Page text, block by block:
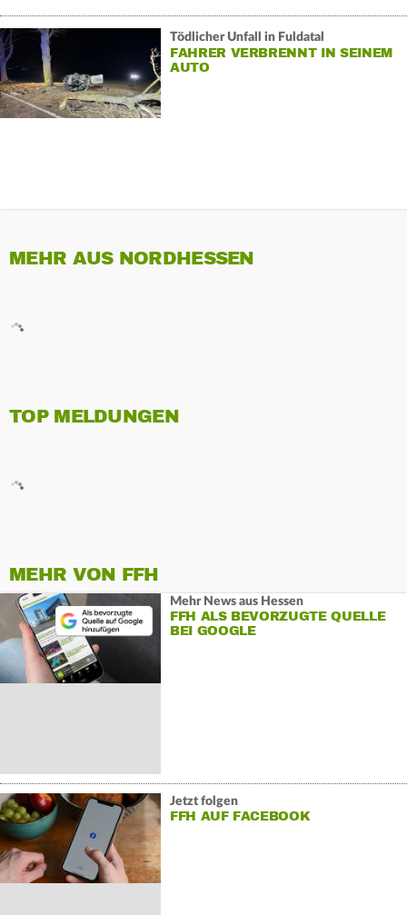
Tödlicher Unfall in Fuldatal
FAHRER VERBRENNT IN SEINEM
AUTO
MEHR AUS NORDHESSEN
TOP MELDUNGEN
MEHR VON FFH
Mehr News aus Hessen
FFH ALS BEVORZUGTE QUELLE
BEI GOOGLE
Jetzt folgen
FFH AUF FACEBOOK